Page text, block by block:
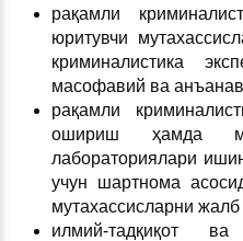
рақамли
юритувчи
криминалистика
масофавий ва
рақамли
ошириш ҳамда
лабораториялари
учун шартнома
мутахассисларни
илмий-тадқиқот ва